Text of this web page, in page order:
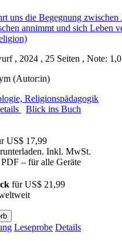
, 2024 , 25 Seiten , Note: 1,0
(Autor:in)
Religionspädagogik
Blick ins Buch
US$ 17,99
Inkl. MwSt.
PDF – für alle Geräte
fürUS$ 21,99
Leseprobe Details